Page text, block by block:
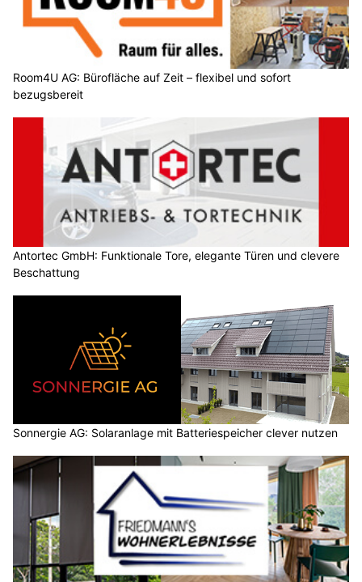
Room4U AG: Bürofläche auf Zeit – flexibel und sofort
bezugsbereit
Antortec GmbH: Funktionale Tore, elegante Türen und clevere
Beschattung
Sonnergie AG: Solaranlage mit Batteriespeicher clever nutzen